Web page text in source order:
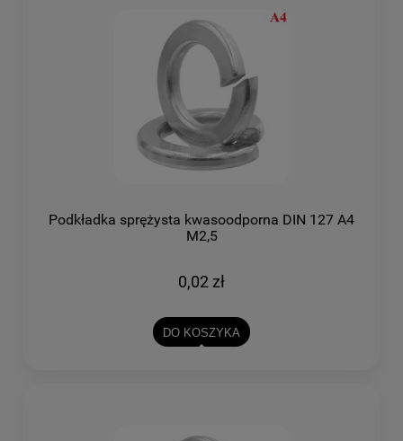
Podkładka sprężysta kwasoodporna DIN 127 A4
M2,5
0,02 zł
DO KOSZYKA